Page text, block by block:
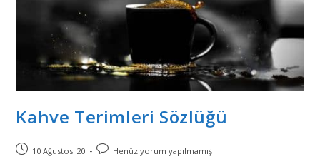
Kahve Terimleri Sözlüğü
10 Ağustos '20 Henüz yorum yapılmamış